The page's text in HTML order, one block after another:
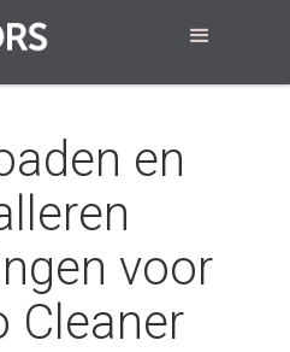
en
voor
Cleaner